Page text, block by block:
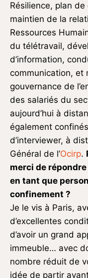
Résilience, plan
maintien de la
Ressources
du télétravail,
d’information,
communication, et
gouvernance de
des salariés du
aujourd’hui à
également
d’interviewer, à
Général de l’Ocirp.
merci de
en tant que
confinement ?
Je le vis à Paris,
d’excellentes
d’avoir un grand
immeuble… avec
nombre réduit de
idée de partir